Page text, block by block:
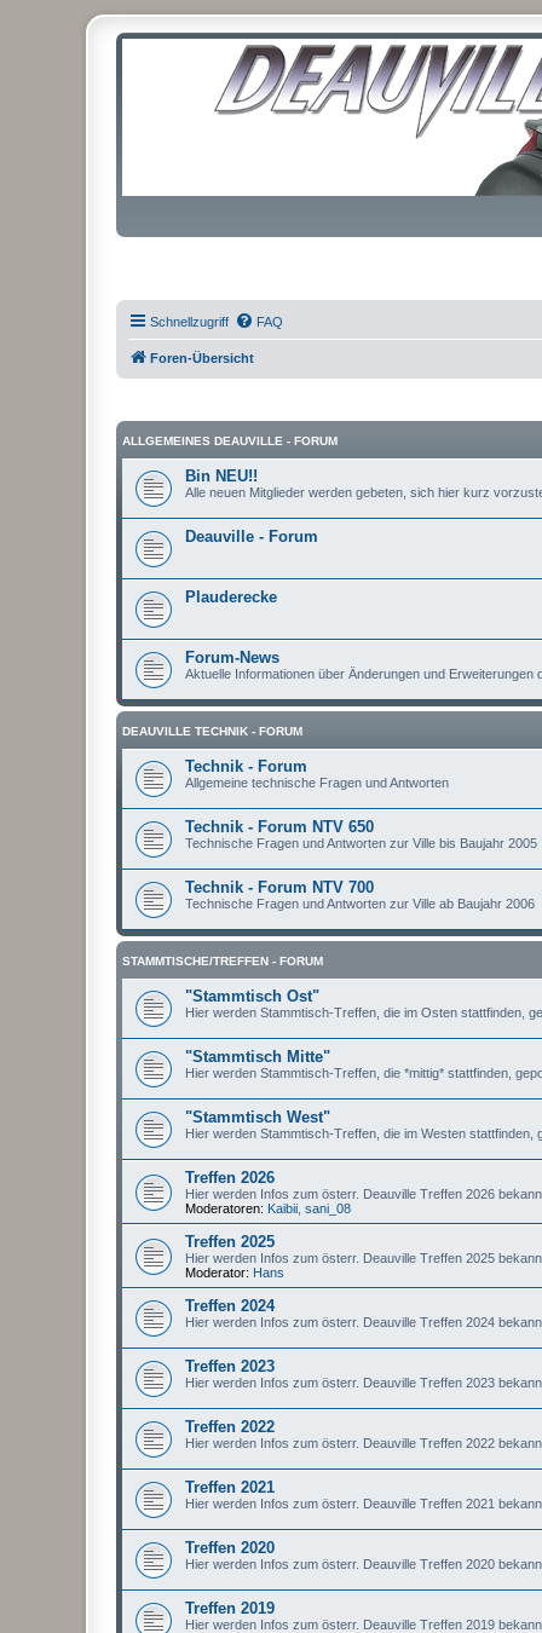
Schnellzugriff FAQ
Foren-Übersicht
ALLGEMEINES DEAUVILLE - FORUM
Bin NEU!!
Alle neuen Mitglieder werden gebeten, sich hier kurz
Deauville - Forum
Plauderecke
Forum-News
Aktuelle Informationen über Änderungen und Erweiterungen
DEAUVILLE TECHNIK - FORUM
Technik - Forum
Allgemeine technische Fragen und Antworten
Technik - Forum NTV 650
Technische Fragen und Antworten zur Ville bis Baujahr 2005
Technik - Forum NTV 700
Technische Fragen und Antworten zur Ville ab Baujahr 2006
STAMMTISCHE/TREFFEN - FORUM
"Stammtisch Ost"
Hier werden Stammtisch-Treffen, die im Osten stattfinden,
"Stammtisch Mitte"
Hier werden Stammtisch-Treffen, die *mittig* stattfinden,
"Stammtisch West"
Hier werden Stammtisch-Treffen, die im Westen stattfinden,
Treffen 2026
Hier werden Infos zum österr. Deauville Treffen 2026
Moderatoren: Kaibii sani_08
Treffen 2025
Hier werden Infos zum österr. Deauville Treffen 2025
Moderator: Hans
Treffen 2024
Hier werden Infos zum österr. Deauville Treffen 2024
Treffen 2023
Hier werden Infos zum österr. Deauville Treffen 2023
Treffen 2022
Hier werden Infos zum österr. Deauville Treffen 2022
Treffen 2021
Hier werden Infos zum österr. Deauville Treffen 2021
Treffen 2020
Hier werden Infos zum österr. Deauville Treffen 2020
Treffen 2019
Hier werden Infos zum österr. Deauville Treffen 2019